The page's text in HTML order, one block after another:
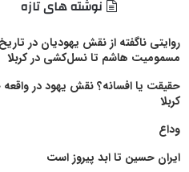
نوشته های تازه
روایتی ناگفته از نقش یهودیان در تاریخ
مسمومیت هاشم تا نسل‌کشی در کربلا
حقیقت یا افسانه؟‌ نقش یهود در واقعه
کربلا
وداع
ایران حسین تا ابد پیروز است